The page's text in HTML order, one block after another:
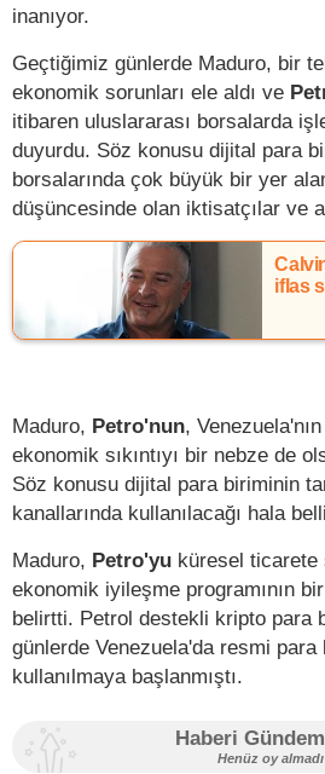
inanıyor.
Geçtiğimiz günlerde Maduro, bir
ekonomik sorunları ele aldı ve
itibaren uluslararası borsalarda
duyurdu. Söz konusu dijital para
borsalarında çok büyük bir yer
düşüncesinde olan iktisatçılar ve
iflas
Maduro, Petro'nun,
ekonomik sıkıntıyı bir nebze de
Söz konusu dijital para biriminin
kanallarında kullanılacağı hala
Maduro, Petro'yu küresel ticarete
ekonomik iyileşme programının
belirtti. Petrol destekli kripto para
günlerde Venezuela'da resmi para
kullanılmaya başlanmıştı.
Haberi
Henüz oy almadı